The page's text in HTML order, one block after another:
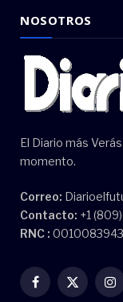
NOSOTROS
El Diario más
momento.
Correo:
Contacto: +1
RNC :
Facebook
X